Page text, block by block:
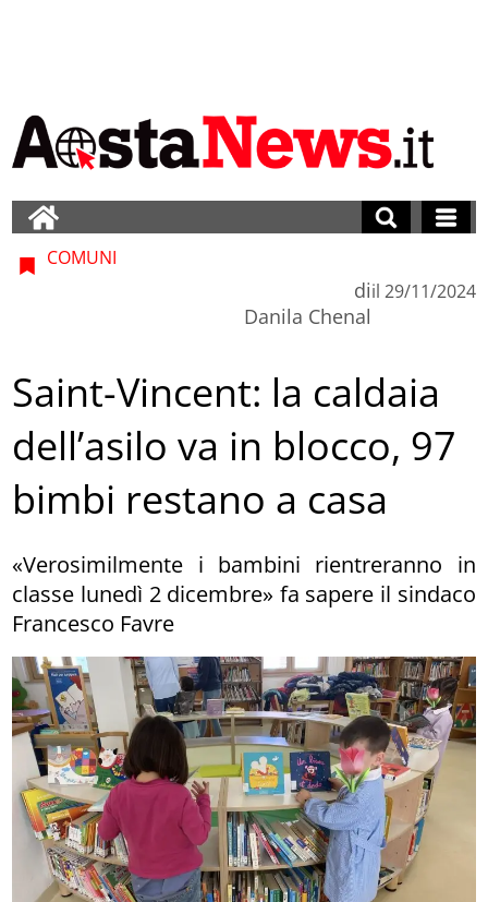
COMUNI
di
Danila Chenal
il 29/11/2024
Saint-Vincent: la caldaia
dell’asilo va in blocco, 97
bimbi restano a casa
«Verosimilmente i bambini rientreranno in
classe lunedì 2 dicembre» fa sapere il sindaco
Francesco Favre